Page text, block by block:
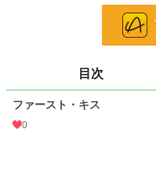
4,804
更新日時 2020.12.24 22:00
目次
ファースト・キス
0